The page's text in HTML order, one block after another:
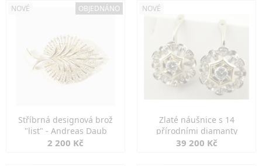
NOVÉ OBJEDNÁNO
Stříbrná designová brož
"list" - Andreas Daub
2 200 Kč
NOVÉ
Zlaté náušnice s 14
přírodními diamanty
39 200 Kč